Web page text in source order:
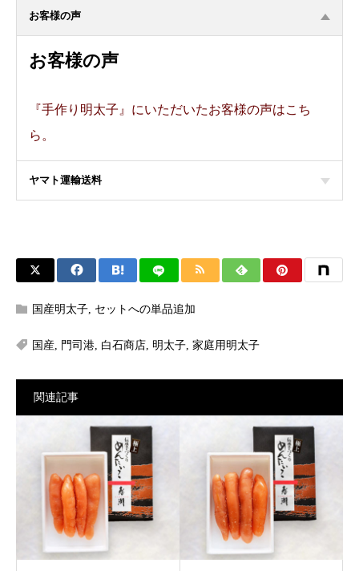
お客様の声
お客様の声
『手作り明太子』にいただいたお客様の声はこち
ら。
ヤマト運輸送料
国産明太子, セットへの単品追加
国産, 門司港, 白石商店, 明太子, 家庭用明太子
関連記事